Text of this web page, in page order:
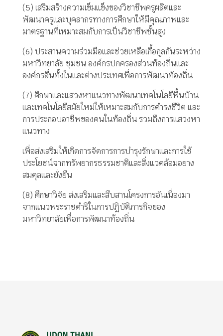
(5) เสริมสร้างความเข็มแข็งของวิชาชีพครูผลิตและ
พัฒนาครูและบุคลากรทางการศึกษาให้มีคุณภาพและ
มาตรฐานที่เหมาะสมกับการเป็นวิชาชีพชั้นสูง
(6) ประสานความร่วมมือและช่วยเหลือเกื้อกูลกันระหว่าง
มหาวิทยาลัย ชุมชนองค์กรปกครองส่วนท้องถิ่นและ
องค์กรอื่นทั้งในและต่างประเทศเพื่อการพัฒนาท้องถิ่น
(7) ศึกษาและแสวงหาแนวทางพัฒนาเทคโนโลยีพื้นบ้าน
และเทคโนโลยีสมัยใหม่ให้เหมาะสมกับการดำรงชีวิต และ
การประกอบอาชีพของคนในท้องถิ่น รวมถึงการแสวงหา
แนวทาง
เพื่อส่งเสริมให้เกิดการจัดการการบำรุงรักษาและการใช้
ประโยชน์จากทรัพยากรธรรมชาติและสิ่งแวดล้อมอยาง
สมดุลและยั่งยืน
(8) ศึกษาวิจัย ส่งเสริมและสืบสานโครงการอันเนื่องมา
จากแนวพระราชดำริในการปฏิบัติภารกิจของ
มหาวิทยาลัยเพื่อการพัฒนาท้องถิ่น